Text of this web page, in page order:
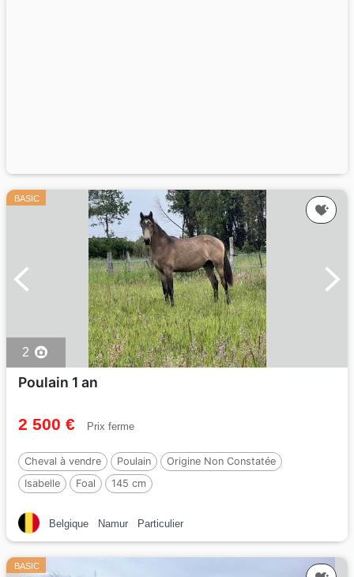
BASIC
2
Poulain 1 an
2 500 € Prix ferme
Cheval à vendre Poulain
Origine Non Constatée
Isabelle
Foal 145 cm
Belgique Namur Particulier
BASIC